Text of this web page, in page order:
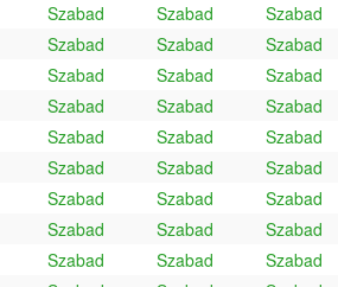
Szabad Szabad
Szabad
Szabad Szabad
Szabad
Szabad Szabad
Szabad
Szabad Szabad
Szabad
Szabad Szabad
Szabad
Szabad Szabad
Szabad
Szabad Szabad
Szabad
Szabad Szabad
Szabad
Szabad Szabad
Szabad